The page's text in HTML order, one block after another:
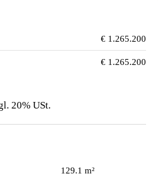
€ 1.265.200
€ 1.265.200
20% USt.
129.1 m²